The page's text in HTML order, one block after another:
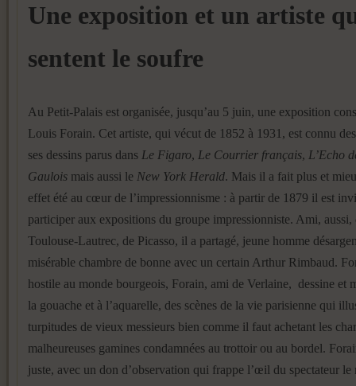
Une exposition et un artiste
sentent le soufre
Au Petit-Palais est organisée, jusqu’au 5 juin, une exposition
Louis Forain. Cet artiste, qui vécut de 1852 à 1931, est connu
ses dessins parus dans Le Figaro, Le Courrier français, L’Echo
Gaulois mais aussi le New York Herald. Mais il a fait plus et
effet été au cœur de l’impressionnisme : à partir de 1879 il est
participer aux expositions du groupe impressionniste. Ami, aussi,
Toulouse-Lautrec, de Picasso, il a partagé, jeune homme
misérable chambre de bonne avec un certain Arthur Rimbaud.
hostile au monde bourgeois, Forain, ami de Verlaine, dessine et
la gouache et à l’aquarelle, des scènes de la vie parisienne qui
turpitudes de vieux messieurs bien comme il faut achetant les
malheureuses gamines condamnées au trottoir ou au bordel.
juste, avec un don d’observation qui frappe l’œil du spectateur le